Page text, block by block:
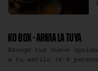
KO BOX - ARMA LA TUYA
Escoge tus nueve
a tu estilo (6-8